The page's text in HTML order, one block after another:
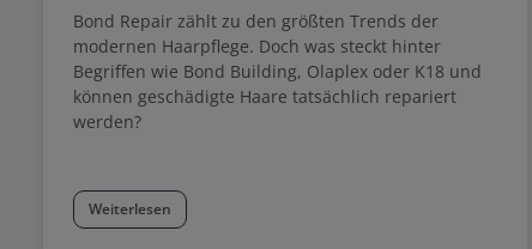
Bond Repair zählt zu den größten Trends der
modernen Haarpflege. Doch was steckt hinter
Begriffen wie Bond Building, Olaplex oder K18 und
können geschädigte Haare tatsächlich repariert
werden?
Weiterlesen